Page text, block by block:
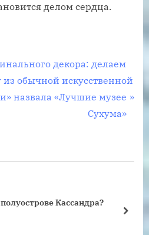
делом сердца.
декора: делаем
обычной искусственной
назвала «Лучшие музее
Сухума»
Кассандра?
next